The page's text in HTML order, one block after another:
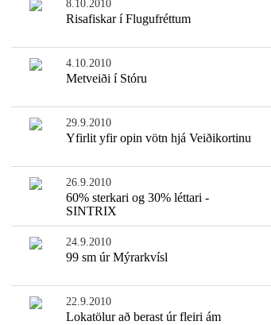
8.10.2010
Risafiskar í Flugufréttum
4.10.2010
Metveiði í Stóru
29.9.2010
Yfirlit yfir opin vötn hjá Veiðikortinu
26.9.2010
60% sterkari og 30% léttari -
SINTRIX
24.9.2010
99 sm úr Mýrarkvísl
22.9.2010
Lokatölur að berast úr fleiri ám